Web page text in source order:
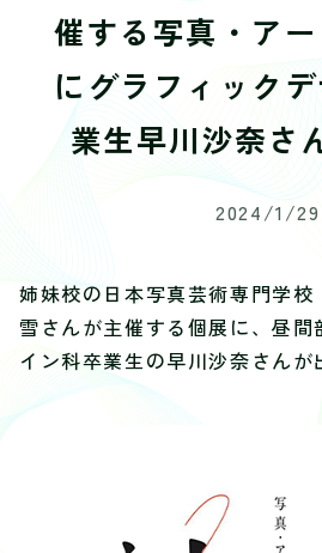
催する写真・アー
にグラフィック
業生早川沙奈さ
2024/1/29
姉妹校の日本写真芸術専門学
雪さんが主催する個展に、昼
イン科卒業生の早川沙奈さんが